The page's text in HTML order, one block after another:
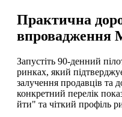
Практична
впровадження
Запустіть 90-денний
ринках, який
залучення продавців та
конкретний перелік
йти" та чіткий профіль